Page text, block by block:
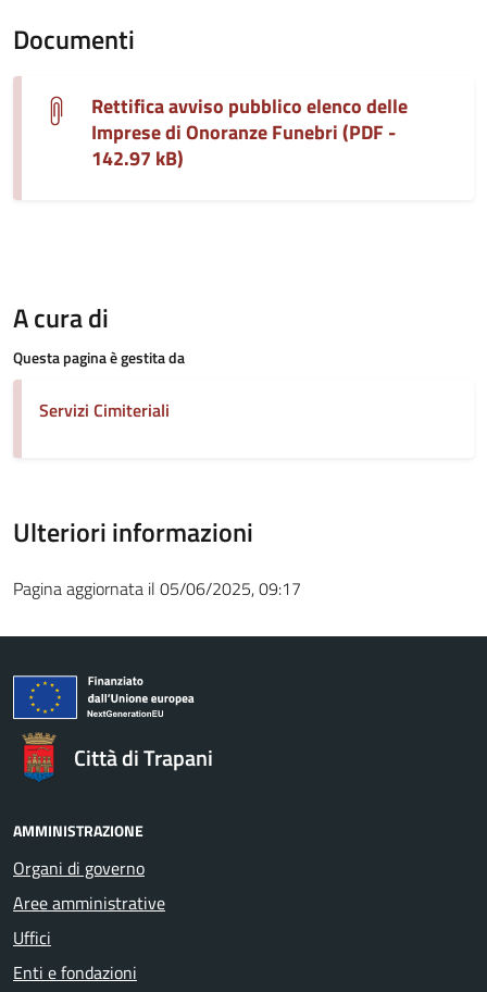
Documenti
Rettifica avviso pubblico elenco delle
Imprese di Onoranze Funebri (PDF -
142.97 kB)
A cura di
Questa pagina è gestita da
Servizi Cimiteriali
Ulteriori informazioni
Pagina aggiornata il 05/06/2025, 09:17
Città di Trapani
AMMINISTRAZIONE
Organi di governo
Aree amministrative
Uffici
Enti e fondazioni